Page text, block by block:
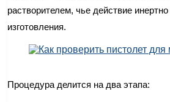
растворителем, чье действие
изготовления.
Процедура делится на два этапа: